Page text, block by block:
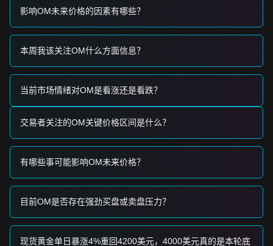
略：
• 如果 MANTRA (旧版) 的价格接近$0.6500并显示出反弹信
• 如果 MANTRA (旧版) 的价格伴随交易量增加突破
可能会确认新的上涨趋势。
风险情景
• 如果 MANTRA (旧版) 的价格跌破$0.6200
买入策略
基于当前的市场结构，分析师提供以下参考策略：
保守型投资者
买入。
趋势投资者
• 如果价格突破$0.8250 阻力位，可能会形成新的上升趋势。
• 此阶段的下一个目标价格可能是 $0.9500
长期投资者
行结构。
影响OM未来价格的因素有哪些？
本周我该关注OM什么方面信息？
当前市场情绪对OM是看涨还是看跌？
交易者关注的OM关键价格区间是什么？
有哪些事可能影响OM未来价格？
目前OM是否存在强劲买盘或卖盘压力？
现货黄金单日暴涨4%重回4200美元，4000美元真的是本轮底